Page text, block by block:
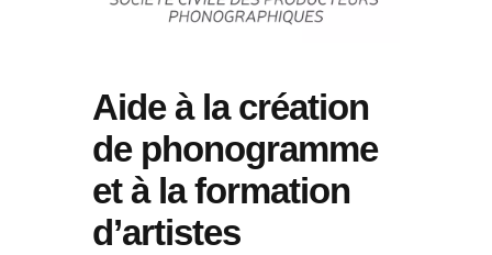
Aide à la création
de phonogramme
et à la formation
d’artistes